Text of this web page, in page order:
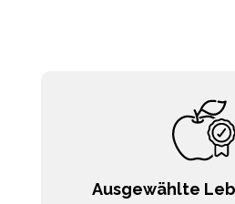
Ausgewählte